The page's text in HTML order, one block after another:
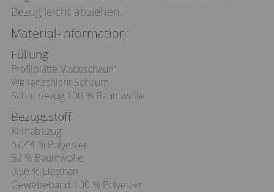
Bezug leicht abziehen.
Material-Information:
Füllung
Profilplatte Viscoschaum
Wellenschicht Schaum
Schonbezug 100 % Baumwolle
Bezugsstoff
Klimabezug
67,44 % Polyester
32 % Baumwolle
0,56 % Elasthan
Gewebeband 100 % Polyester